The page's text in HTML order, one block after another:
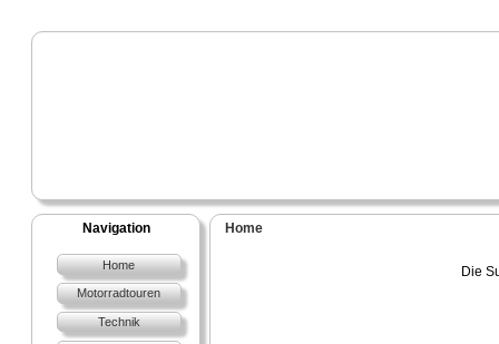
Navigation
Home
Motorradtouren
Technik
Home
Die